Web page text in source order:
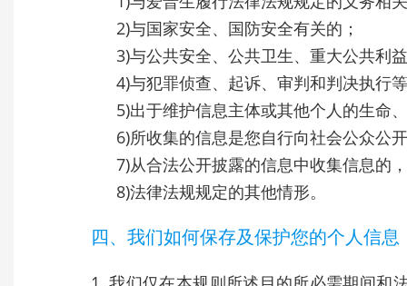
2)与国家安全、国防安全有关的；
3)与公共安全、公共卫生、重大公共利
4)与犯罪侦查、起诉、审判和判决执行
5)出于维护信息主体或其他个人的生命
6)所收集的信息是您自行向社会公众公
7)从合法公开披露的信息中收集信息的
8)法律法规规定的其他情形。
四、我们如何保存及保护您的个人信息